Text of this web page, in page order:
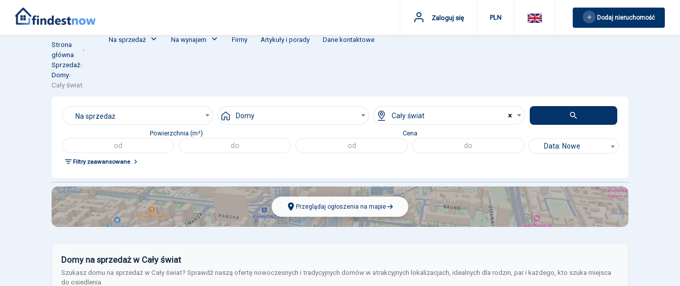
Dodaj nieruchomość
PLN
Zaloguj się
Na sprzedaż Na wynajem Firmy Artykuły i porady Dane kontaktowe
Strona
główna
›
Sprzedaż›
Domy›
Cały świat
Na sprzedaż Domy ×
Cały świat
Powierzchnia (m²) Cena
Filtry zaawansowane
Data: Nowe
Przeglądaj ogłoszenia na mapie
Domy na sprzedaż w Cały świat
Szukasz domu na sprzedaż w Cały świat? Sprawdź naszą ofertę nowoczesnych i tradycyjnych domów w atrakcyjnych lokalizacjach, idealnych dla rodzin, par i każdego, kto szuka miejsca
do osiedlenia.